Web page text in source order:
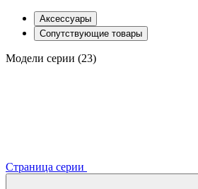
Аксессуары
Сопутствующие товары
Модели серии (23)
Страница серии